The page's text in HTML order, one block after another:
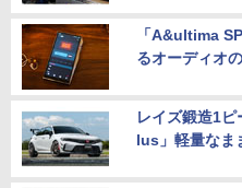
「A&ultima
るオーディオ
レイズ鍛造1
lus」軽量なま